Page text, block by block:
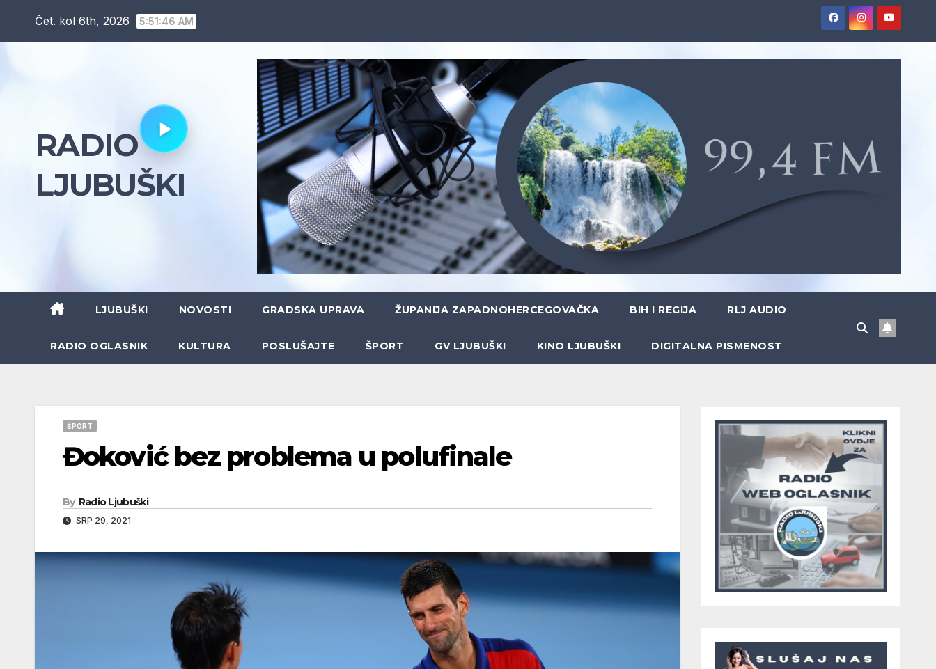
Čet. kol 6th, 2026 5:51:48 AM
RADIO
LJUBUŠKI
LJUBUŠKI NOVOSTI GRADSKA UPRAVA ŽUPANIJA ZAPADNOHERCEGOVAČKA BIH I REGIJA RLJ AUDIO
RADIO OGLASNIK KULTURA POSLUŠAJTE ŠPORT GV LJUBUŠKI KINO LJUBUŠKI DIGITALNA PISMENOST
ŠPORT
Đoković bez problema u polufinale
By Radio Ljubuški
SRP 29, 2021